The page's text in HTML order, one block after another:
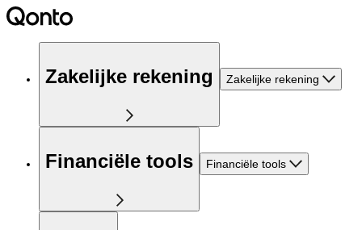
Zakelijke rekening Zakelijke rekening
Financiële tools Financiële tools